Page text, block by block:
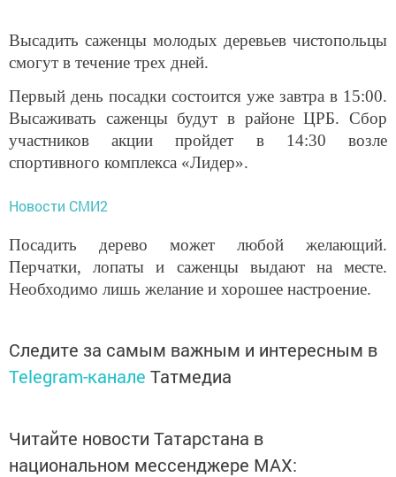
Высадить саженцы молодых деревьев чистопольцы
смогут в течение трех дней.
Первый день посадки состоится уже завтра в 15:00.
Высаживать саженцы будут в районе ЦРБ. Сбор
участников акции пройдет в 14:30 возле
спортивного комплекса «Лидер».
Новости СМИ2
Посадить дерево может любой желающий.
Перчатки, лопаты и саженцы выдают на месте.
Необходимо лишь желание и хорошее настроение.
Следите за самым важным и интересным в
Telegram-канале Татмедиа
Читайте новости Татарстана в
национальном мессенджере MАХ: